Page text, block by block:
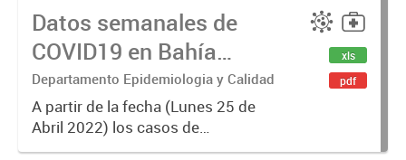
Datos semanales de
COVID19 en Bahía
Blanca
Departamento Epidemiologia y Calidad
A partir de la fecha (Lunes 25 de
Abril 2022) los casos de
Coronavirus se informarán
xls
pdf